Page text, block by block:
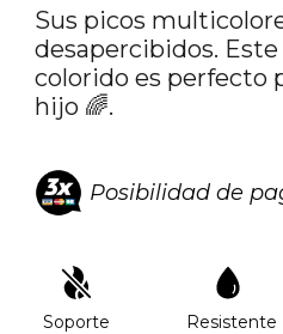
Sus picos
desapercibidos.
colorido es perfecto
hijo 🌈.
Posibilidad de
Soporte
Resistente